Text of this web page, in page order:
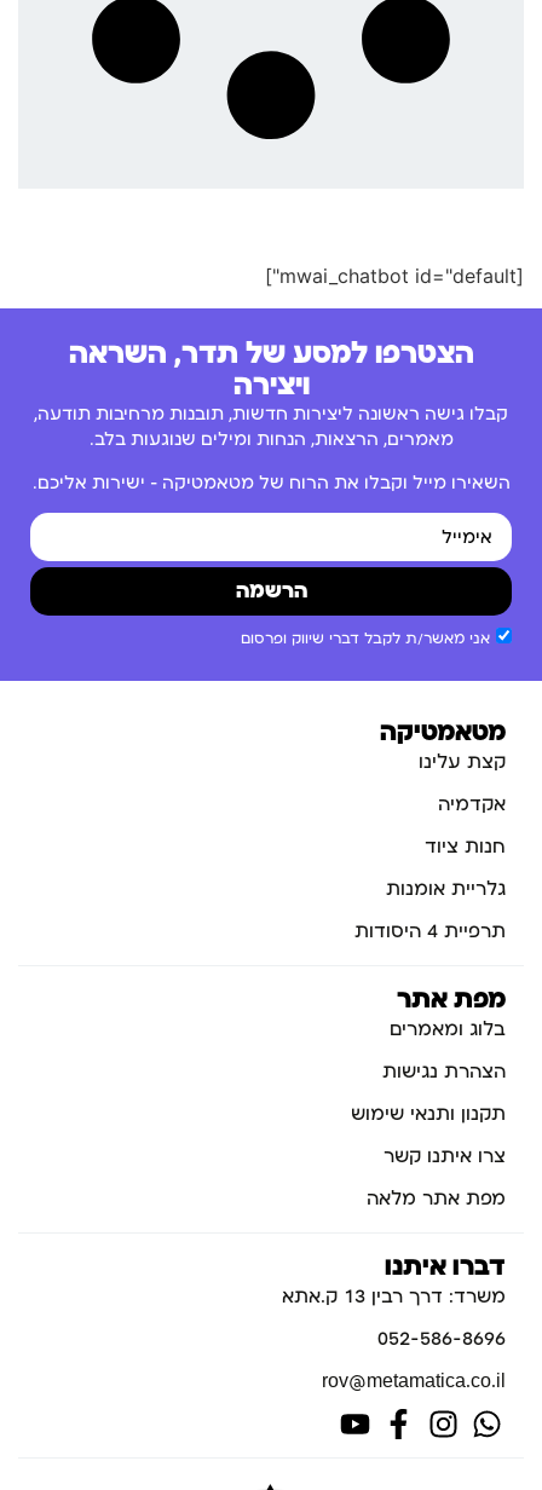
[mwai_chatbot id="default"]
הצטרפו למסע של תדר, השראה
ויצירה
קבלו גישה ראשונה ליצירות חדשות, תובנות מרחיבות תודעה,
מאמרים, הרצאות, הנחות ומילים שנוגעות בלב.
השאירו מייל וקבלו את הרוח של מטאמטיקה – ישירות אליכם.
אני מאשר/ת לקבל דברי שיווק ופרסום
הרשמה
מטאמטיקה
קצת עלינו
אקדמיה
חנות ציוד
גלריית אומנות
תרפיית 4 היסודות
מפת אתר
בלוג ומאמרים
הצהרת נגישות
תקנון ותנאי שימוש
צרו איתנו קשר
מפת אתר מלאה
דברו איתנו
משרד: דרך רבין 13 ק.אתא
052-586-8696
rov@metamatica.co.il